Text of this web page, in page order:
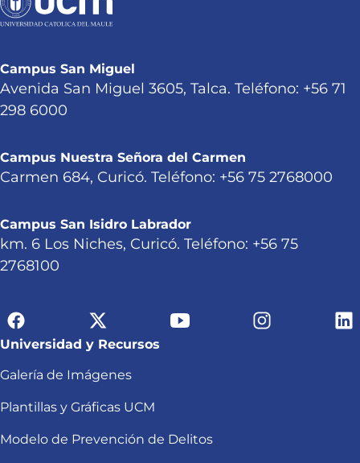
Campus San Miguel
Avenida San Miguel 3605, Talca. Teléfono: +56 71
298 6000
Campus Nuestra Señora del Carmen
Carmen 684, Curicó. Teléfono: +56 75 2768000
Campus San Isidro Labrador
km. 6 Los Niches, Curicó. Teléfono: +56 75
2768100
Universidad y Recursos
Galería de Imágenes
Plantillas y Gráficas UCM
Modelo de Prevención de Delitos